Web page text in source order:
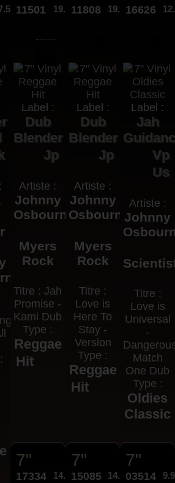
11501 19.95€
Label :
Dub
Blender
Jp
Artiste :
Johnny
Osbourne
Myers
Rock
Titre : Jah
Promise -
Kami Dub
Type :
Reggae
Hit
11808 19.95€
Label :
Dub
Blender
Jp
Artiste :
Johnny
Osbourne
Myers
Rock
Titre :
Love is
Here To
Stay -
Version
Type :
Reggae
Hit
16626
Label :
Jah
Vp
Us
Artiste :
Johnny
Titre :
Love is
Universal
-
Match
One Dub
Type :
Oldies
Classic
7"
17334 14.95€
7"
15085 14.95€
7"
03514